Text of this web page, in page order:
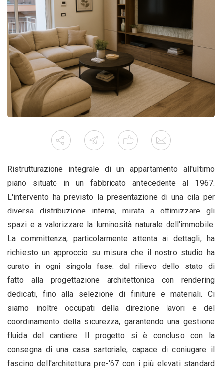
Ristrutturazione integrale di un appartamento all'ultimo
piano situato in un fabbricato antecedente al 1967.
L'intervento ha previsto la presentazione di una cila per
diversa distribuzione interna, mirata a ottimizzare gli
spazi e a valorizzare la luminosità naturale dell'immobile.
La committenza, particolarmente attenta ai dettagli, ha
richiesto un approccio su misura che il nostro studio ha
curato in ogni singola fase: dal rilievo dello stato di
fatto alla progettazione architettonica con rendering
dedicati, fino alla selezione di finiture e materiali. Ci
siamo inoltre occupati della direzione lavori e del
coordinamento della sicurezza, garantendo una gestione
fluida del cantiere. Il progetto si è concluso con la
consegna di una casa sartoriale, capace di coniugare il
fascino dell'architettura pre-'67 con i più elevati standard